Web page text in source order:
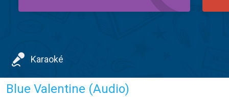
Karaoké
Blue Valentine (Audio)